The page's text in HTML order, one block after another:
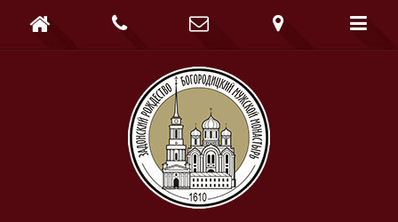
    